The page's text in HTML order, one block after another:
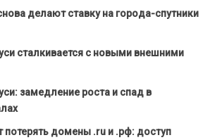
делают ставку на города-спутники
сталкивается с новыми внешними
замедление роста и спад в
потерять домены .ru и .рф: доступ